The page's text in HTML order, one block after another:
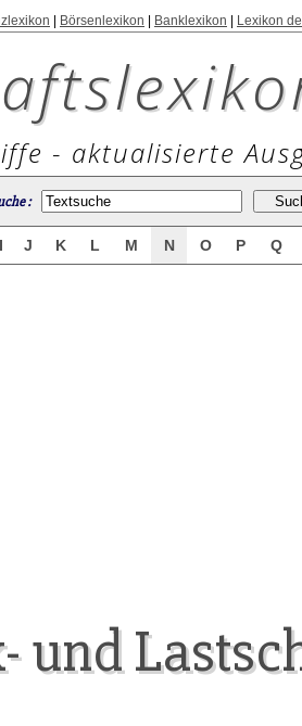
Börsenlexikon Banklexikon Lexikon
- aktualisierte
:
I J K L M N O P Q
und